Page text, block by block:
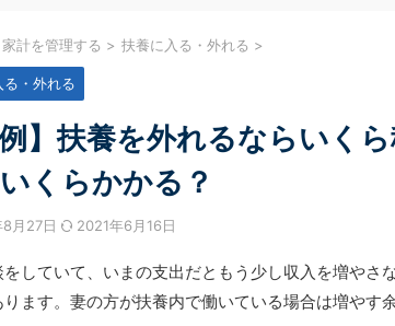
家計を管理する > 扶養に入る・外れる >
る・外れる
例】扶養を外れるならいく
くらかかる？
月27日 2021年6月16日
していて、いまの支出だともう少し収入を増やさ
ます。妻の方が扶養内で働いている場合は増やす
様から届いたメッセージ（アンケート結果）を一部
ご紹介させてください。 1. CFP資格チャレンジガイ
ダンス ～CFP資格の魅 ...